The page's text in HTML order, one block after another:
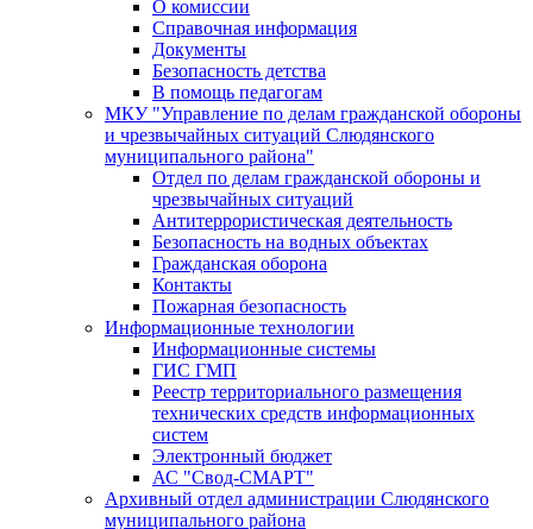
О комиссии
Справочная информация
Документы
Безопасность детства
В помощь педагогам
МКУ "Управление по делам гражданской обороны
и чрезвычайных ситуаций Слюдянского
муниципального района"
Отдел по делам гражданской обороны и
чрезвычайных ситуаций
Антитеррористическая деятельность
Безопасность на водных объектах
Гражданская оборона
Контакты
Пожарная безопасность
Информационные технологии
Информационные системы
ГИС ГМП
Реестр территориального размещения
технических средств информационных
систем
Электронный бюджет
АС "Свод-СМАРТ"
Архивный отдел администрации Слюдянского
муниципального района